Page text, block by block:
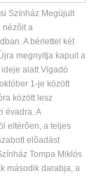
Színház Megújult
nézõit a
A bérlettel két
megnyitja kapuit a
alatt Vigadó
1-je között
között lesz
évadra. A
eltérõen, a teljes
elõadást
Tompa Miklós
második darabja, a